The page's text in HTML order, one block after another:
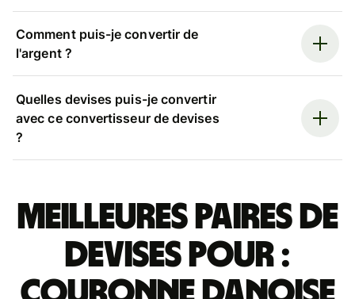
Comment puis-je convertir de
l'argent ?
Quelles devises puis-je convertir
avec ce convertisseur de devises
?
Meilleures paires de
devises pour :